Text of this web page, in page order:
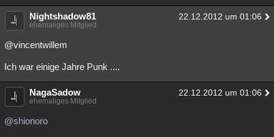
Besucht Teilgenommen Geschlossen
Nightshadow81 22.12.2012 um 01:06
ehemaliges Mitglied
@vincentwillem
Ich war einige Jahre Punk ....
NagaSadow 22.12.2012 um 01:06
ehemaliges Mitglied
@shionoro